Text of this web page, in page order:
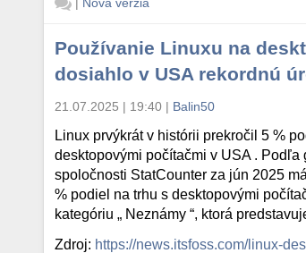
Používanie Linuxu na
dosiahlo v USA rekordnú
21.07.2025 | 19:40 | Balin50
Linux prvýkrát v histórii prekročil 5 %
desktopovými počítačmi v USA . Podľa
spoločnosti StatCounter za jún 2025
% podiel na trhu s desktopovými
kategóriu „ Neznámy “, ktorá
Zdroj: https://news.itsfoss.com/linux-